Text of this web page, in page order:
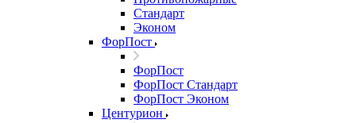
Стандарт
Эконом
ФорПост
ФорПост
ФорПост Стандарт
ФорПост Эконом
Центурион